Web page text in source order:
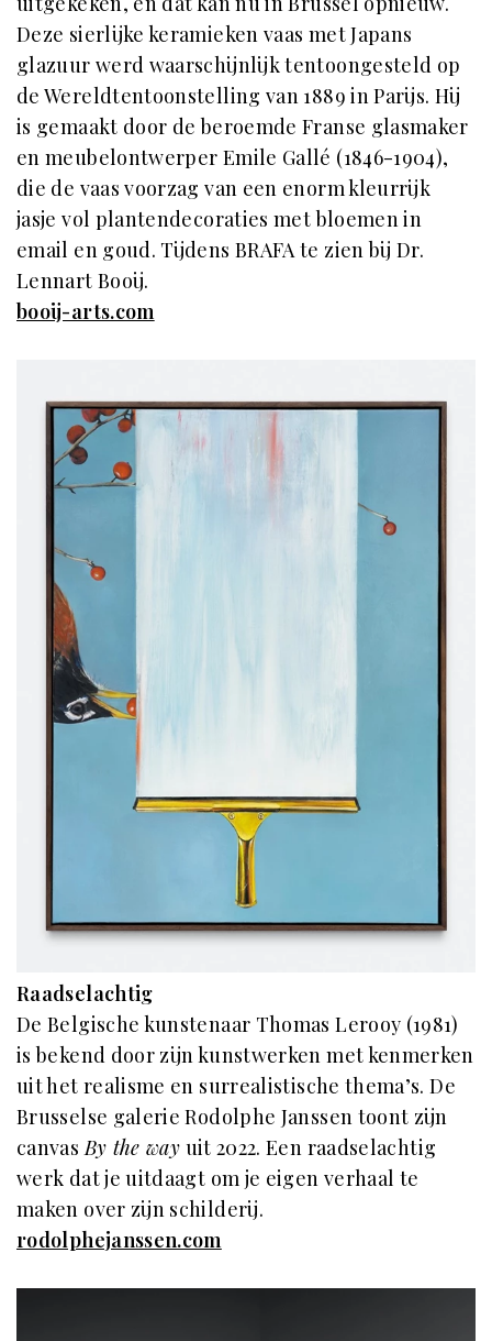
Deze sierlijke keramieken vaas met Japans
glazuur werd waarschijnlijk tentoongesteld op
de Wereldtentoonstelling van 1889 in Parijs. Hij
is gemaakt door de beroemde Franse glasmaker
en meubelontwerper Emile Gallé (1846-1904),
die de vaas voorzag van een enorm kleurrijk
jasje vol plantendecoraties met bloemen in
email en goud. Tijdens BRAFA te zien bij Dr.
Lennart Booij.
booij-arts.com
Raadselachtig
De Belgische kunstenaar Thomas Lerooy (1981)
is bekend door zijn kunstwerken met kenmerken
uit het realisme en surrealistische thema’s. De
Brusselse galerie Rodolphe Janssen toont zijn
canvasBy the way uit 2022. Een raadselachtig
werk dat je uitdaagt om je eigen verhaal te
maken over zijn schilderij.
rodolphejanssen.com